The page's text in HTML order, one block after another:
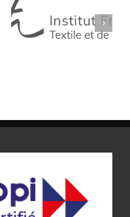
BLEU LIBELLULE